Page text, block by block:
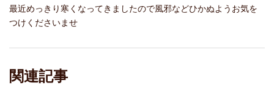
最近めっきり寒くなってきましたので風邪などひかぬようお気を
つけくださいませ
関連記事